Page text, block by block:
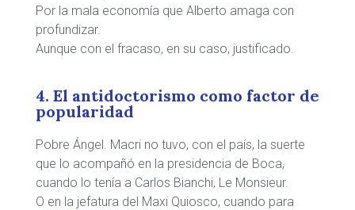
Por la mala economía que Alberto amaga con
profundizar.
Aunque con el fracaso, en su caso, justificado.
4. El antidoctorismo como factor de
popularidad
Pobre Ángel. Macri no tuvo, con el país, la suerte
que lo acompañó en la presidencia de Boca,
cuando lo tenía a Carlos Bianchi, Le Monsieur.
O en la jefatura del Maxi Quiosco, cuando para